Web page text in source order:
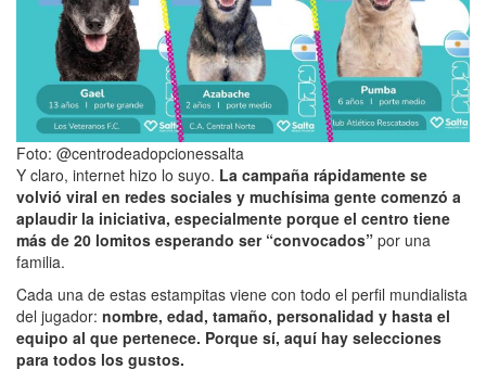
Foto: @centrodeadopcionessalta
Y claro, internet hizo lo suyo. La campaña rápidamente se
volvió viral en redes sociales y muchísima gente comenzó a
aplaudir la iniciativa, especialmente porque el centro tiene
más de 20 lomitos esperando ser “convocados” por una
familia.
Cada una de estas estampitas viene con todo el perfil mundialista
del jugador: nombre, edad, tamaño, personalidad y hasta el
equipo al que pertenece. Porque sí, aquí hay selecciones
para todos los gustos.